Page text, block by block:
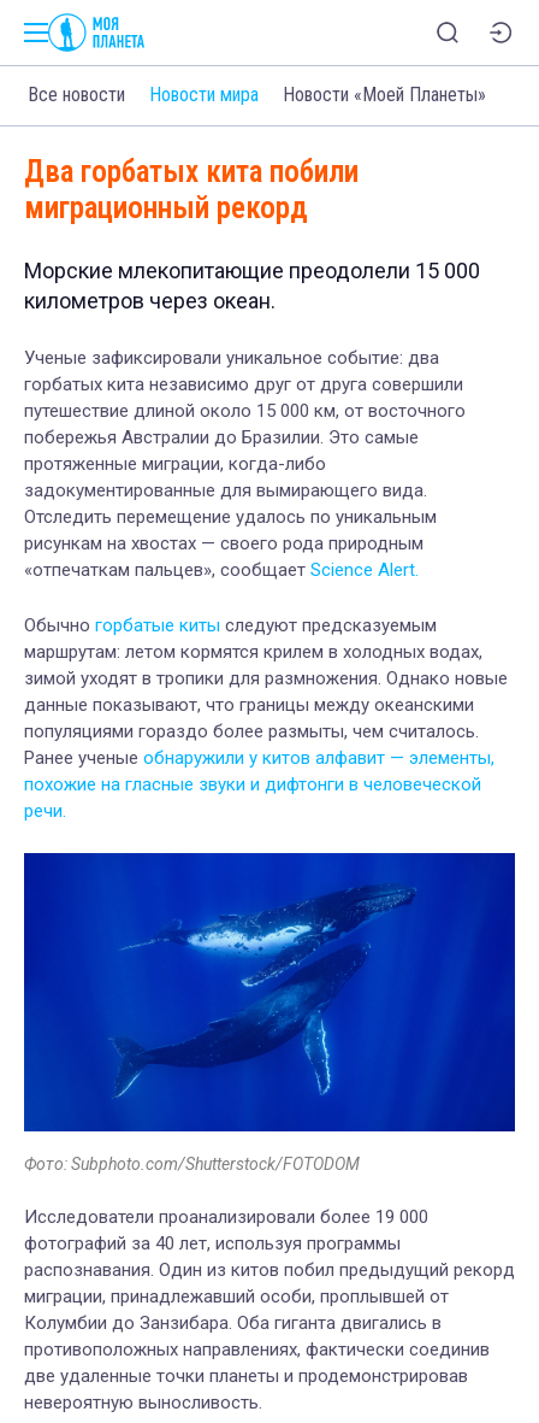
Все новости Новости мира Новости «Моей Планеты»
Два горбатых кита побили
миграционный рекорд
Морские млекопитающие преодолели 15 000
километров через океан.
Ученые зафиксировали уникальное событие: два
горбатых кита независимо друг от друга совершили
путешествие длиной около 15 000 км, от восточного
побережья Австралии до Бразилии. Это самые
протяженные миграции, когда-либо
задокументированные для вымирающего вида.
Отследить перемещение удалось по уникальным
рисункам на хвостах — своего рода природным
«отпечаткам пальцев», сообщает Science Alert.
Обычно горбатые киты следуют предсказуемым
маршрутам: летом кормятся крилем в холодных водах,
зимой уходят в тропики для размножения. Однако новые
данные показывают, что границы между океанскими
популяциями гораздо более размыты, чем считалось.
Ранее ученые обнаружили у китов алфавит — элементы,
похожие на гласные звуки и дифтонги в человеческой
речи.
Фото: Subphoto.com/Shutterstock/FOTODOM
Исследователи проанализировали более 19 000
фотографий за 40 лет, используя программы
распознавания. Один из китов побил предыдущий рекорд
миграции, принадлежавший особи, проплывшей от
Колумбии до Занзибара. Оба гиганта двигались в
противоположных направлениях, фактически соединив
две удаленные точки планеты и продемонстрировав
невероятную выносливость.